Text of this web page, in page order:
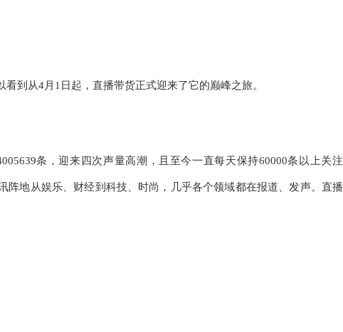
到从4月1日起，直播带货正式迎来了它的巅峰之旅。
条，迎来四次声量高潮，且至今一直每天保持60000条以上关注
阵地从娱乐、财经到科技、时尚，几乎各个领域都在报道、发声。直播